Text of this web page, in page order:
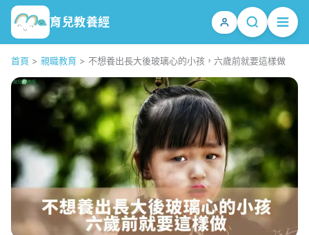
育兒教養經
首頁 > 親職教育 > 不想養出長大後玻璃心的小孩，六歲前就要這樣做